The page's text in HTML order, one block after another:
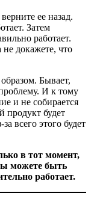
ее назад.
Затем
работает.
докажете, что
Бывает,
И к тому
и не собирается
продукт будет
всего этого будет
в тот момент,
можете быть
работает.